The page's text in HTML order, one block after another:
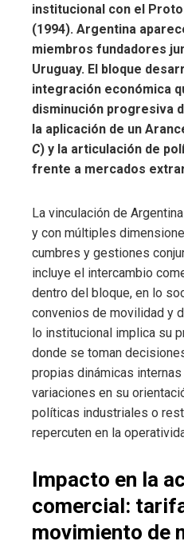
institucional con el
(1994). Argentina
miembros fundadores
Uruguay. El bloque
integración económica
disminución progresiva
la aplicación de un
C) y la articulación de
frente a mercados
La vinculación de
y con múltiples
cumbres y gestiones
incluye el intercambio
dentro del bloque, en lo
convenios de movilidad y
lo institucional implica su
donde se toman
propias dinámicas
variaciones en su
políticas industriales o
repercuten en la
Impacto en la
comercial:
movimiento de